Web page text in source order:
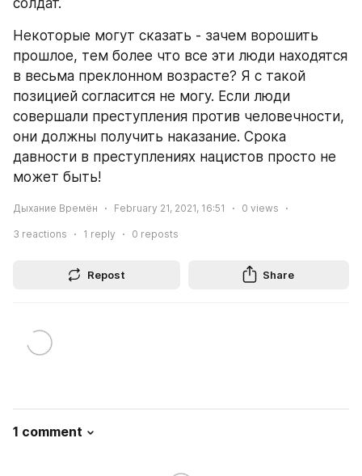
солдат.
Некоторые могут сказать - зачем ворошить
прошлое, тем более что все эти люди находятся
в весьма преклонном возрасте? Я с такой
позицией согласится не могу. Если люди
совершали преступления против человечности,
они должны получить наказание. Срока
давности в преступлениях нацистов просто не
может быть!
Дыхание Времён February 21, 2021, 16:51 0 views
3 reactions 1 reply 0 reposts
Repost Share
1 comment